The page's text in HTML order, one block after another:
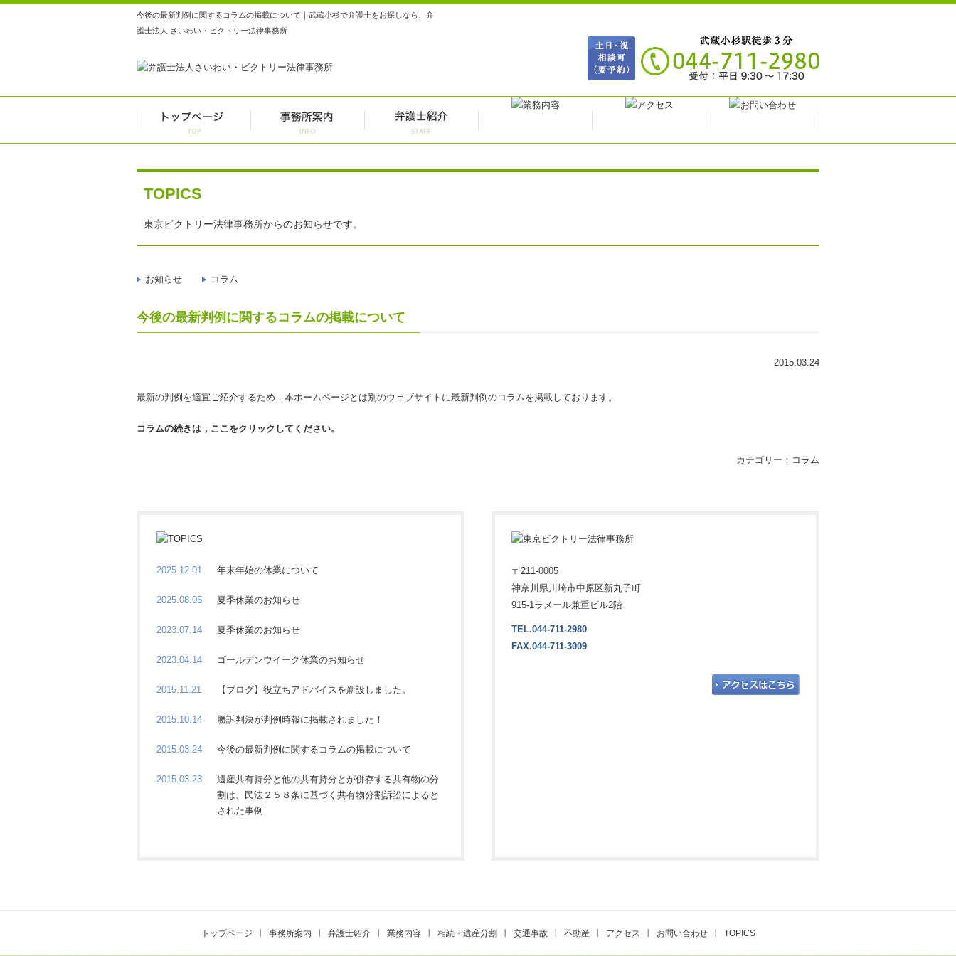
今後の最新判例に関するコラムの掲載について｜武蔵小杉で弁護士をお探しなら、弁
護士法人 さいわい・ビクトリー法律事務所
TOPICS
東京ビクトリー法律事務所からのお知らせです。
お知らせ コラム
今後の最新判例に関するコラムの掲載について
2015.03.24
最新の判例を適宜ご紹介するため，本ホームページとは別のウェブサイトに最新判例のコラムを掲載しております。
コラムの続きは，ここをクリックしてください。
カテゴリー： コラム
2025.12.01 年末年始の休業について
2025.08.05 夏季休業のお知らせ
2023.07.14 夏季休業のお知らせ
2023.04.14 ゴールデンウイーク休業のお知らせ
2015.11.21 【ブログ】役立ちアドバイスを新設しました。
2015.10.14 勝訴判決が判例時報に掲載されました！
2015.03.24 今後の最新判例に関するコラムの掲載について
2015.03.23
遺産共有持分と他の共有持分とが併存する共有物の分
割は、民法２５８条に基づく共有物分割訴訟によると
された事例
〒211-0005
神奈川県川崎市中原区新丸子町
915-1ラメール兼重ビル2階
TEL.044-711-2980
FAX.044-711-3009
トップページ 事務所案内 弁護士紹介 業務内容 相続・遺産分割 交通事故 不動産 アクセス お問い合わせ TOPICS